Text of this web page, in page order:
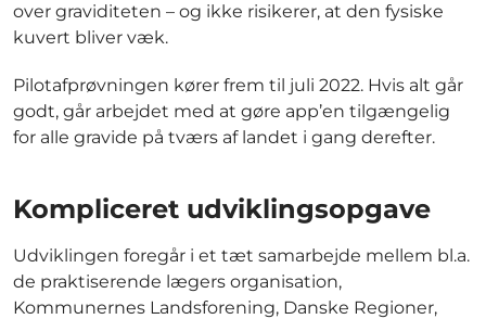
over graviditeten – og ikke risikerer, at den fysiske
kuvert bliver væk.
Pilotafprøvningen kører frem til juli 2022. Hvis alt går
godt, går arbejdet med at gøre app’en tilgængelig
for alle gravide på tværs af landet i gang derefter.
Kompliceret udviklingsopgave
Udviklingen foregår i et tæt samarbejde mellem bl.a.
de praktiserende lægers organisation,
Kommunernes Landsforening, Danske Regioner,